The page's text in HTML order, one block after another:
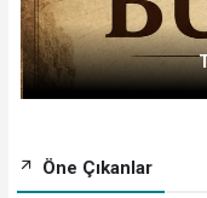
Öne Çıkanlar